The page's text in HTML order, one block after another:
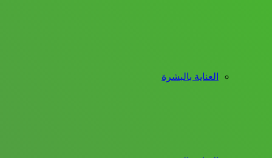
العناية بالبشرة